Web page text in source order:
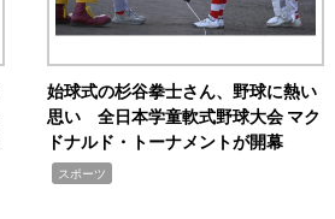
始球式の杉谷拳士さん、野球に熱い
思い 全日本学童軟式野球大会 マク
ドナルド・トーナメントが開幕
スポーツ